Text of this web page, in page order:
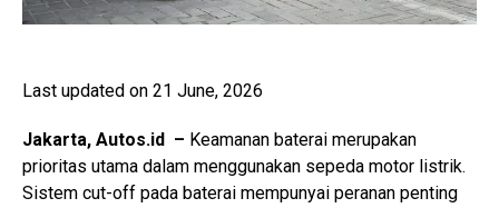
Last updated on 21 June, 2026
Jakarta, Autos.id – Keamanan baterai merupakan
prioritas utama dalam menggunakan sepeda motor listrik.
Sistem cut-off pada baterai mempunyai peranan penting